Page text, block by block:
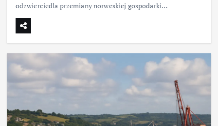
odzwierciedla przemiany norweskiej gospodarki…